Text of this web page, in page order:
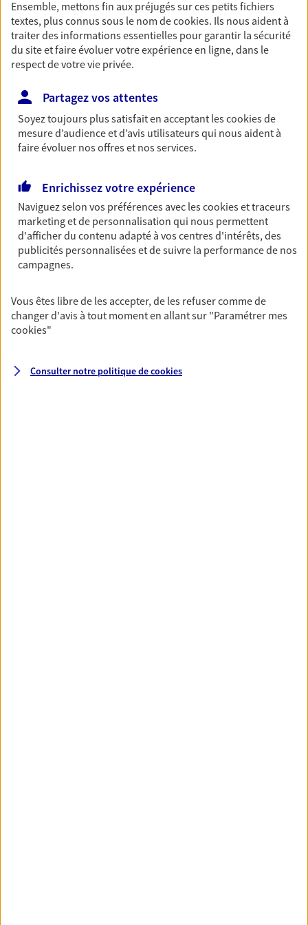
Découvrir les offres Épargne
Retraite
votre vie avec les conseils d'un expert. Découvrez
notre solution PER (Plan Epargne Retraite)
spécialement conçue pour la retraite.
Découvrir l'offre Retraite
Prévoyance
Pour un avenir serein, assurez-vous avec notre
contrat prévoyance. Préservez vos proches en cas
d'accident ou de maladie en optant pour les
garanties incapacité temporaire totale de travail,
invalidité ou de décès.
Découvrir l'offre Prévoyance
Couvrez vos dépenses de santé ainsi que celles de
votre famille avec la complémentaire santé qui
Ensemble, mettons fin aux préjugés sur ces petits fichiers
textes, plus connus sous le nom decookies. Ils nous aident à
traiter des informations essentielles pour garantir la sécurité
du site et faire évoluer votre expérience en ligne, dans le
respect de votre vie privée.
Partagez vos attentes
Soyez toujours plus satisfait en acceptant lescookiesde
mesure d’audience et d’avis utilisateurs qui nous aident à
faire évoluer nos offres et nos services.
Enrichissez votre expérience
Naviguez selon vos préférences avec lescookies et traceurs
marketing et de personnalisation qui nous permettent
d'afficher du contenu adapté à vos centres d'intérêts, des
publicités personnalisées et de suivre la performance de nos
campagnes.
Vous êtes libre de les accepter, de les refuser comme de
changer d'avis à tout moment en allant sur "Paramétrer mes
cookies"
Consulter notre politique decookies